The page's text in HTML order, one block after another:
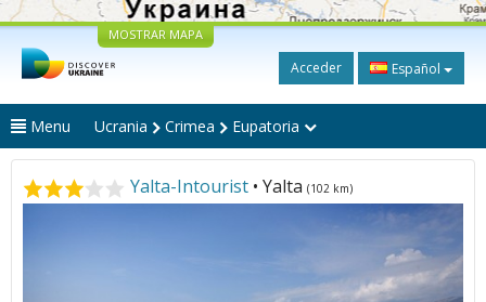
MOSTRAR MAPA
Acceder Español
Menu Ucrania Crimea Eupatoria
Yalta-Intourist • Yalta (102 km)